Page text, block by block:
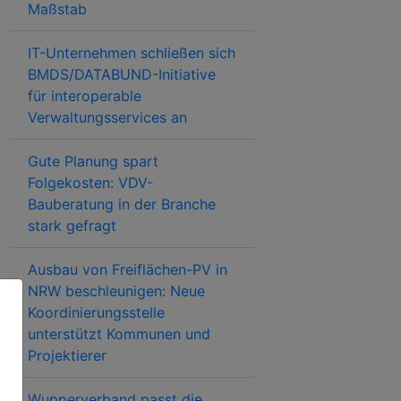
Maßstab
IT-Unternehmen schließen sich
BMDS/DATABUND-Initiative
für interoperable
Verwaltungsservices an
Gute Planung spart
Folgekosten: VDV-
Bauberatung in der Branche
stark gefragt
Ausbau von Freiflächen-PV in
NRW beschleunigen: Neue
Koordinierungsstelle
unterstützt Kommunen und
Projektierer